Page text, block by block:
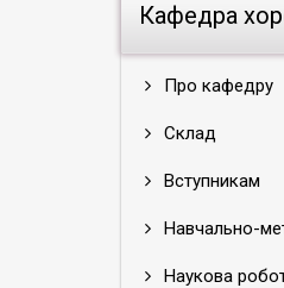
Кафедра
Про кафедру
Склад
Вступникам
Навчально-
Наукова